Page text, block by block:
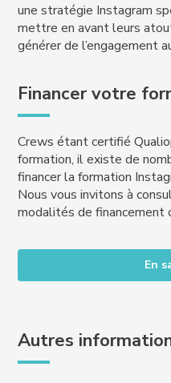
une stratégie Instagram
mettre en avant leurs
générer de l’engagement
Financer votre
Crews étant certifié
formation, il existe de
financer la formation
Nous vous invitons à
modalités de financement
En
Autres